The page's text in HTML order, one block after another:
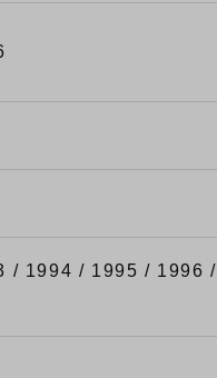
/ 1994 / 1995 / 1996 /